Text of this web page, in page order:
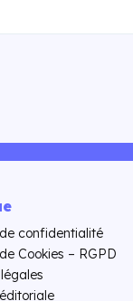
confidentialité
Cookies – RGPD